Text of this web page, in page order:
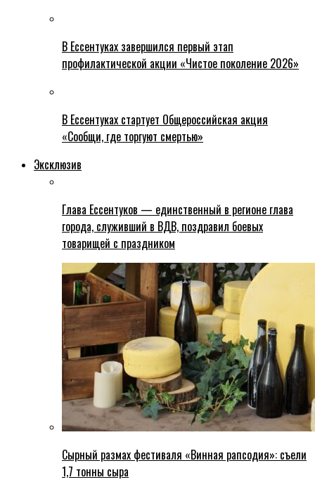
В Ессентуках завершился первый этап
профилактической акции «Чистое поколение 2026»
В Ессентуках стартует Общероссийская акция
«Сообщи, где торгуют смертью»
Эксклюзив
Глава Ессентуков — единственный в регионе глава
города, служивший в ВДВ, поздравил боевых
товарищей с праздником
Сырный размах фестиваля «Винная рапсодия»: съели
1,7 тонны сыра